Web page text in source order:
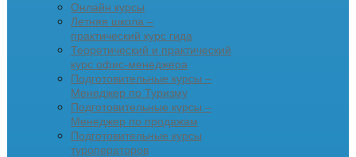
Онлайн курсы
Летняя школа –
практический курс гида
Теоретический и практический
курс офис-менеджера
Подготовительные курсы –
Менеджер по Туризму
Подготовительные курсы –
Менеджер по продажам
Подготовительные курсы
туроператоров